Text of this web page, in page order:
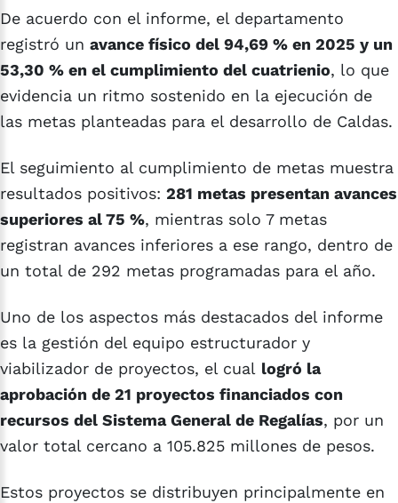
De acuerdo con el informe, el departamento
registró un avance físico del 94,69 % en 2025 y un
53,30 % en el cumplimiento del cuatrienio, lo que
evidencia un ritmo sostenido en la ejecución de
las metas planteadas para el desarrollo de Caldas.
El seguimiento al cumplimiento de metas muestra
resultados positivos: 281 metas presentan avances
superiores al 75 %, mientras solo 7 metas
registran avances inferiores a ese rango, dentro de
un total de 292 metas programadas para el año.
Uno de los aspectos más destacados del informe
es la gestión del equipo estructurador y
viabilizador de proyectos, el cual logró la
aprobación de 21 proyectos financiados con
recursos del Sistema General de Regalías, por un
valor total cercano a 105.825 millones de pesos.
Estos proyectos se distribuyen principalmente en